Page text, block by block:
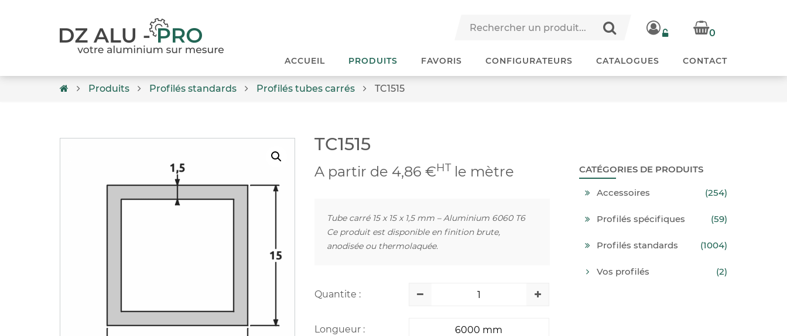
0
ACCUEIL PRODUITS FAVORIS CONFIGURATEURS CATALOGUES CONTACT
Produits Profilés standards Profilés tubes carrés TC1515
TC1515
A partir de 4,86 €HT le mètre
Tube carré 15 x 15 x 1,5 mm – Aluminium 6060 T6
Ce produit est disponible en finition brute,
anodisée ou thermolaquée.
Quantite :
Longueur :
CATÉGORIES DE PRODUITS
Accessoires (254)
Profilés spécifiques (59)
Profilés standards (1004)
Vos profilés (2)